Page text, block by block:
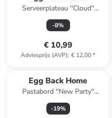
Serveerplateau ''Cloud''
lichtblauw - (L)18 x (B)9,5 cm
-8%
€ 10,99
Adviesprijs (AVP): € 12,00*
Egg Back Home
Pastabord ''New Party''
lichtroze - Ø 23 cm
-19%